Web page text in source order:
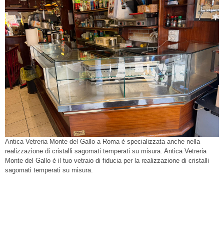
Antica Vetreria Monte del Gallo a Roma è specializzata anche nella
realizzazione di cristalli sagomati temperati su misura. Antica Vetreria
Monte del Gallo è il tuo vetraio di fiducia per la realizzazione di cristalli
sagomati temperati su misura.